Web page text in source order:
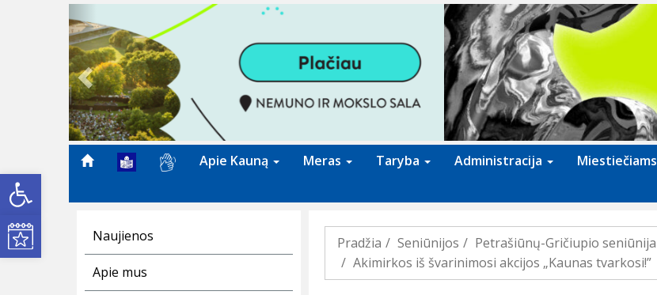
Open toolbar
Kultūros renginiai
Apie Kauną Meras Taryba Administracija Miestiečiams
Naujienos
Apie mus
Pradžia Seniūnijos
Petrašiūnų-Gričiupio seniūnija
Akimirkos iš švarinimosi akcijos „Kaunas tvarkosi!”